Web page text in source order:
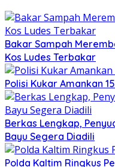
Bakar Sampah
Kos Ludes Terbakar
Polisi Kukar Amankan
Berkas Lengkap,
Bayu Segera Diadili
Polda Kaltim Ringkus